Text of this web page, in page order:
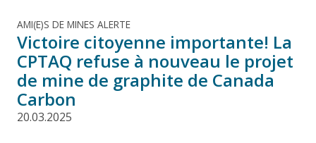
AMI(E)S DE MINES ALERTE
Victoire citoyenne importante! La
CPTAQ refuse à nouveau le projet
de mine de graphite de Canada
Carbon
20.03.2025